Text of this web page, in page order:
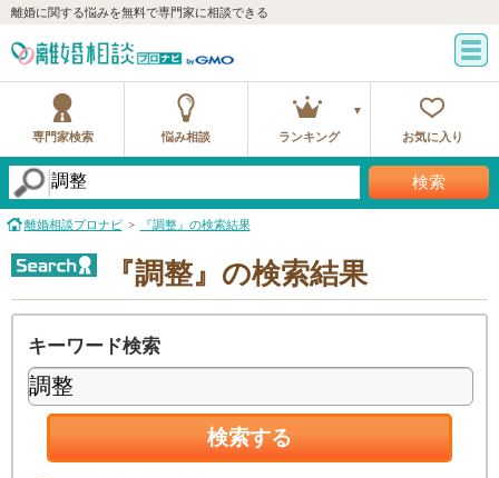
離婚に関する悩みを無料で専門家に相談できる
専門家検索 悩み相談 ランキング お気に入り
検索
離婚相談プロナビ 『調整』の検索結果
『調整』の検索結果
キーワード検索
検索する